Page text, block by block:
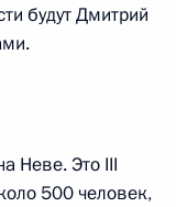
будут Дмитрий
Неве. Это III
500 человек,